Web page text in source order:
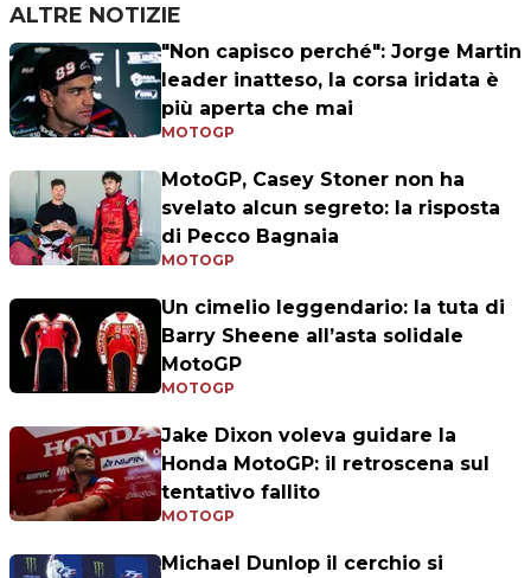
ALTRE NOTIZIE
"Non capisco perché": Jorge Martin
leader inatteso, la corsa iridata è
più aperta che mai
MOTOGP
MotoGP, Casey Stoner non ha
svelato alcun segreto: la risposta
di Pecco Bagnaia
MOTOGP
Un cimelio leggendario: la tuta di
Barry Sheene all’asta solidale
MotoGP
MOTOGP
Jake Dixon voleva guidare la
Honda MotoGP: il retroscena sul
tentativo fallito
MOTOGP
Michael Dunlop il cerchio si